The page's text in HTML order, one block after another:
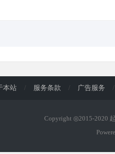
本站 / 服务条款 / 广告服务 /
Copyright ◎2015-2020